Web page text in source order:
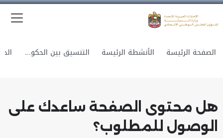
الصفحة الرئيسة الأنشطة الرئيسة التنسيق بين الحكومة والمجلس
هل محتوى الصفحة ساعدك على
الوصول للمطلوب؟